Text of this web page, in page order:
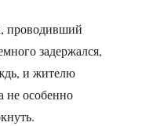
проводивший
задержался,
и жителю
особенно